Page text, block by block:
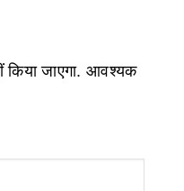
जाएगा. आवश्यक